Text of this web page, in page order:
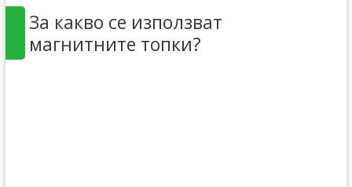
За какво се използват
магнитните топки?